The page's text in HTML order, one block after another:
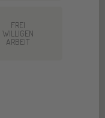
FREI
WILLIGEN
ARBEIT